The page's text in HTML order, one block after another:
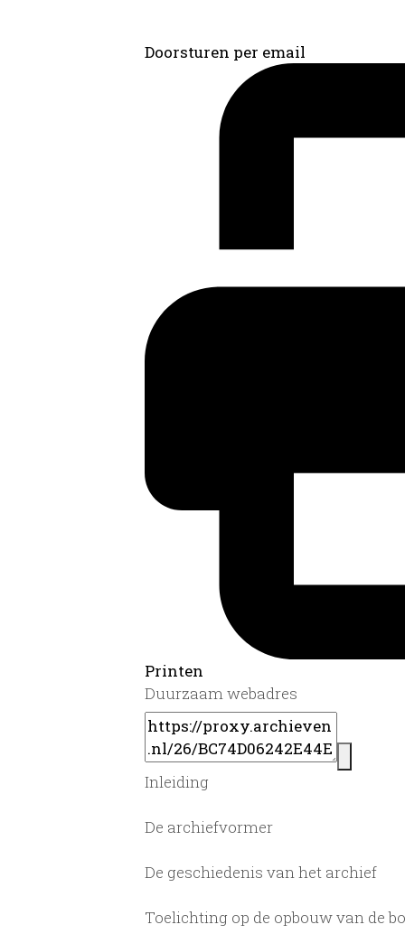
Doorsturen per email
Printen
Duurzaam webadres
Inleiding
De archiefvormer
De geschiedenis van het archief
Toelichting op de opbouw van de